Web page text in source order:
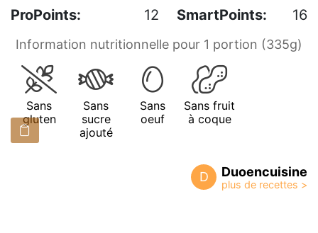
ProPoints:
12 SmartPoints: 16
Information nutritionnelle pour 1 portion (335g)
Sans
gluten
Sans
sucre
ajouté
Sans
oeuf
Sans fruit
à coque
D Duoencuisine